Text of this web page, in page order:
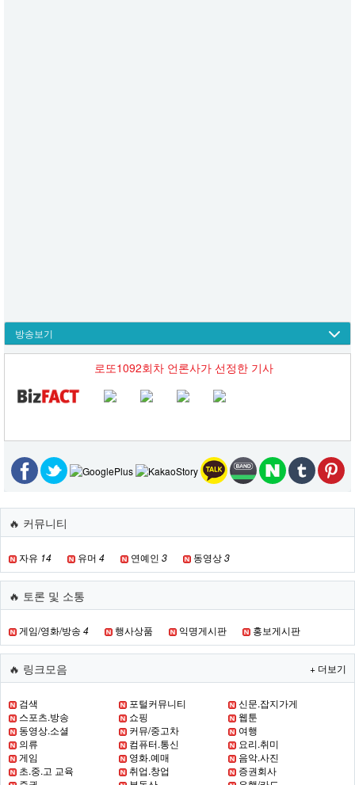
방송보기
로또1092회차 언론사가 선정한 기사
🔥 커뮤니티
자유 14 유머 4 연예인 3 동영상3
🔥 토론 및 소통
게임/영화/방송 4 행사상품 익명게시판 홍보게시판
🔥 링크모음 + 더보기
검색 포털커뮤니티
신문.잡지가게
스포츠.방송
쇼핑
웹툰
동영상.소셜
커뮤/중고차
여행
의류
컴퓨터.통신
요리.취미
게임
영화.예매
음악.사진
초.중.고 교육
취업.창업
증권회사